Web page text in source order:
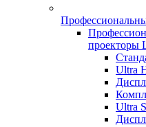
проекторы
Ultra
Ultra